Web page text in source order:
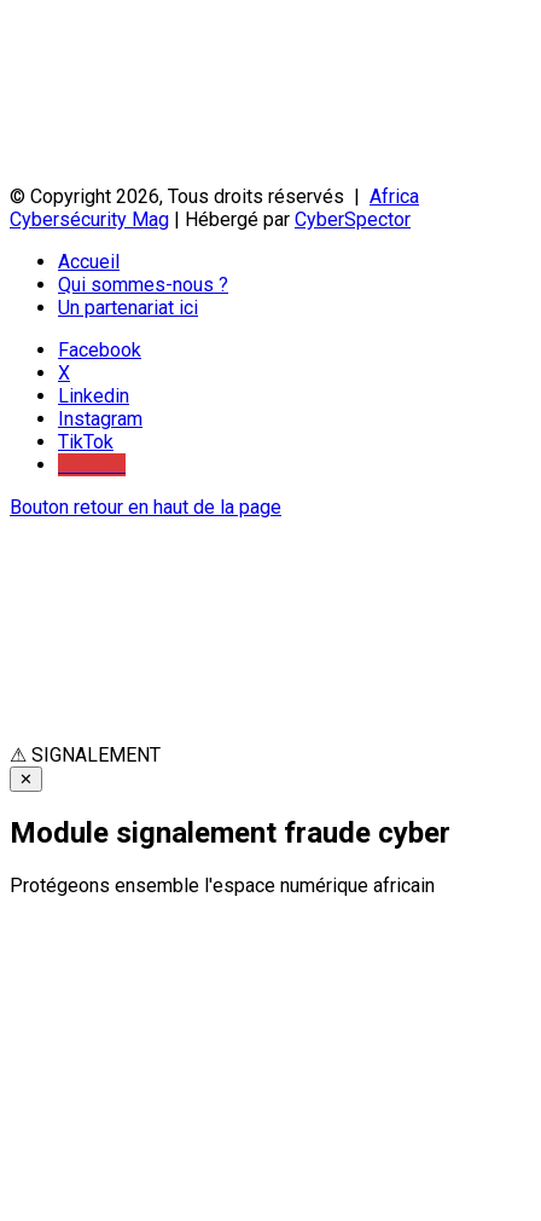
© Copyright 2026, Tous droits réservés | Africa
Cybersécurity Mag | Hébergé par CyberSpector
Accueil
Qui sommes-nous ?
Un partenariat ici
Facebook
X
Linkedin
Instagram
TikTok
Bouton retour en haut de la page
⚠ SIGNALEMENT
✕
Module signalement fraude cyber
Protégeons ensemble l'espace numérique africain